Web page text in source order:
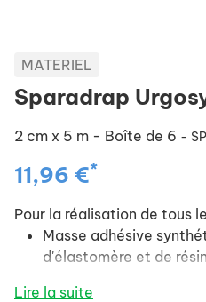
MATERIEL
Sparadrap
2 cm x 5 m - Boîte de 6 -
11,96 €*
Pour la réalisation de tous
Masse adhésive
d'élastomère et de
Lire la suite